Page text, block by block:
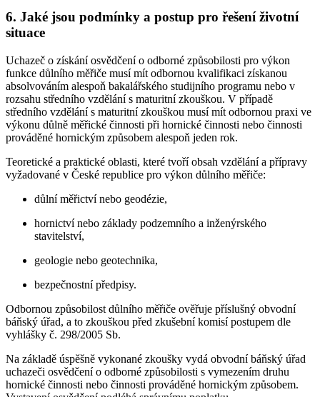
6. Jaké jsou podmínky a postup pro řešení životní
situace
Uchazeč o získání osvědčení o odborné způsobilosti pro výkon
funkce důlního měřiče musí mít odbornou kvalifikaci získanou
absolvováním alespoň bakalářského studijního programu nebo v
rozsahu středního vzdělání s maturitní zkouškou. V případě
středního vzdělání s maturitní zkouškou musí mít odbornou praxi ve
výkonu důlně měřické činnosti při hornické činnosti nebo činnosti
prováděné hornickým způsobem alespoň jeden rok.
Teoretické a praktické oblasti, které tvoří obsah vzdělání a přípravy
vyžadované v České republice pro výkon důlního měřiče:
důlní měřictví nebo geodézie,
hornictví nebo základy podzemního a inženýrského
stavitelství,
geologie nebo geotechnika,
bezpečnostní předpisy.
Odbornou způsobilost důlního měřiče ověřuje příslušný obvodní
báňský úřad, a to zkouškou před zkušební komisí postupem dle
vyhlášky č. 298/2005 Sb.
Na základě úspěšně vykonané zkoušky vydá obvodní báňský úřad
uchazeči osvědčení o odborné způsobilosti s vymezením druhu
hornické činnosti nebo činnosti prováděné hornickým způsobem.